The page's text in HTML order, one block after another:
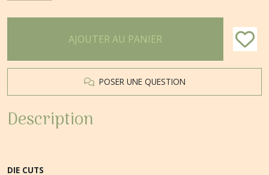
AJOUTER AU PANIER
POSER UNE QUESTION
Description
DIE CUTS